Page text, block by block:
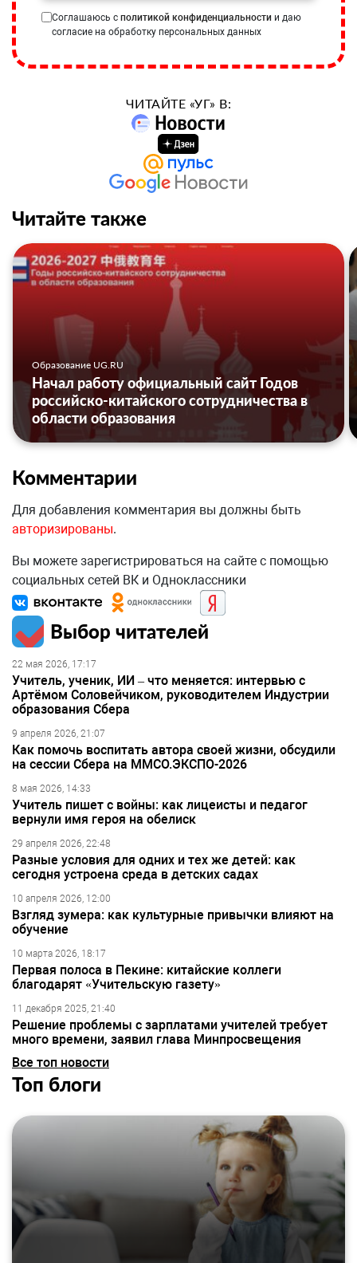
Соглашаюсь с политикой конфиденциальности и даю
согласие на обработку персональных данных
ЧИТАЙТЕ «УГ» В:
Читайте также
Образование UG.RU
Начал работу официальный сайт Годов
российско-китайского сотрудничества в
области образования
Комментарии
Для добавления комментария вы должны быть
авторизированы.
Вы можете зарегистрироваться на сайте с помощью
социальных сетей ВК и Одноклассники
Выбор читателей
22 мая 2026, 17:17
Учитель, ученик, ИИ – что меняется: интервью с
Артёмом Соловейчиком, руководителем Индустрии
образования Сбера
9 апреля 2026, 21:07
Как помочь воспитать автора своей жизни, обсудили
на сессии Сбера на ММСО.ЭКСПО-2026
8 мая 2026, 14:33
Учитель пишет с войны: как лицеисты и педагог
вернули имя героя на обелиск
29 апреля 2026, 22:48
Разные условия для одних и тех же детей: как
сегодня устроена среда в детских садах
10 апреля 2026, 12:00
Взгляд зумера: как культурные привычки влияют на
обучение
10 марта 2026, 18:17
Первая полоса в Пекине: китайские коллеги
благодарят «Учительскую газету»
11 декабря 2025, 21:40
Решение проблемы с зарплатами учителей требует
много времени, заявил глава Минпросвещения
Все топ новости
Топ блоги